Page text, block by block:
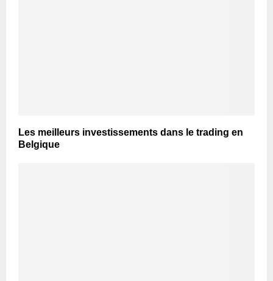
Les meilleurs investissements dans le trading en
Belgique